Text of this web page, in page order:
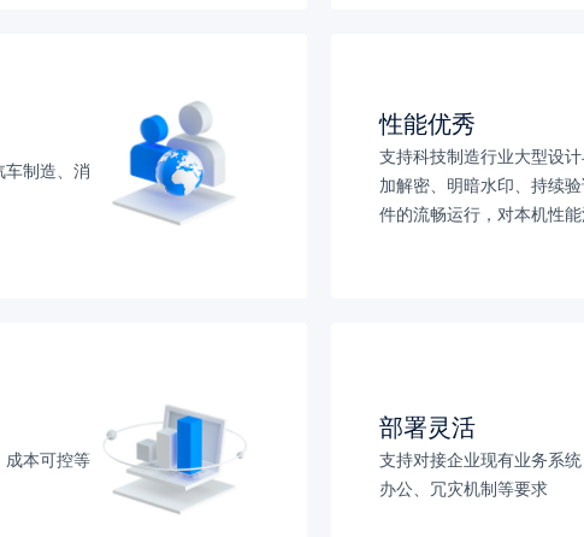
制造、消
性能优秀
支持科技制造行业大型设
加解密、明暗水印、持续
件的流畅运行，对本机性
成本可控等
部署灵活
支持对接企业现有业务系
办公、冗灾机制等要求